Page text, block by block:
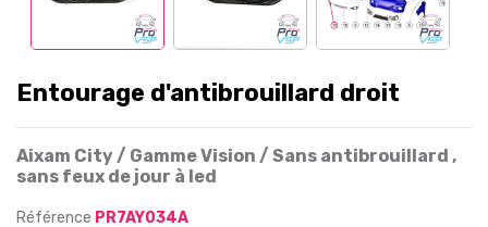
Entourage d'antibrouillard droit
Aixam City / Gamme Vision / Sans antibrouillard ,
sans feux de jour à led
Référence PR7AY034A